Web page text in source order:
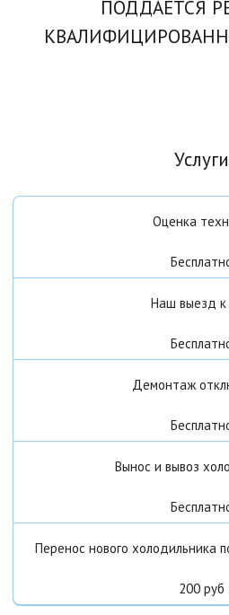
ПОДДАЕТСЯ
Услуги
Оценка
Наш выезд к
Демонтаж
Вынос и вывоз
Перенос нового холодильника
200 руб